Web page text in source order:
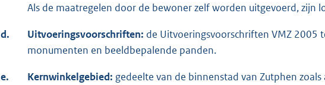
Als de maatregelen door de bewoner zelf worden uitgevoerd, zijn
d. Uitvoeringsvoorschriften: de Uitvoeringsvoorschriften VMZ 2005
monumenten en beeldbepalende panden.
e. Kernwinkelgebied: gedeelte van de binnenstad van Zutphen